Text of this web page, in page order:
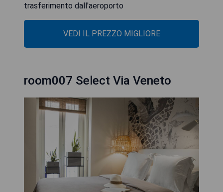
trasferimento dall'aeroporto
VEDI IL PREZZO MIGLIORE
room007 Select Via Veneto